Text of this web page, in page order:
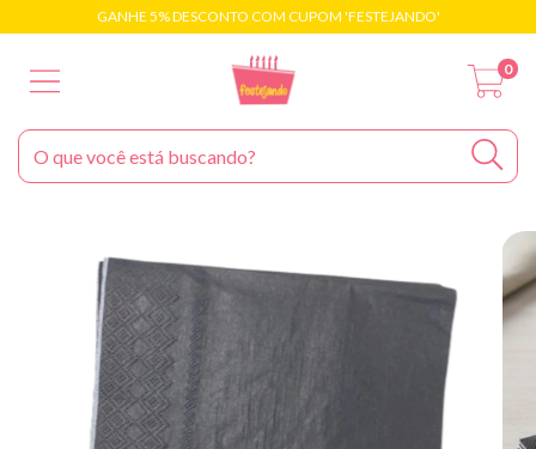
GANHE 5% DESCONTO COM CUPOM 'FESTEJANDO'
0